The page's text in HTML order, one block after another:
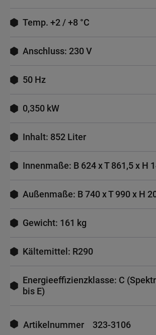
Temp. +2 / +8 °C
Anschluss: 230 V
50 Hz
0,350 kW
Inhalt: 852 Liter
Innenmaße: B 624 x T 861,5 x H
Außenmaße: B 740 x T 990 x H
Gewicht: 161 kg
Kältemittel: R290
Energieeffizienzklasse: C
bis E)
Informationen
Artikelnummer 323-3106